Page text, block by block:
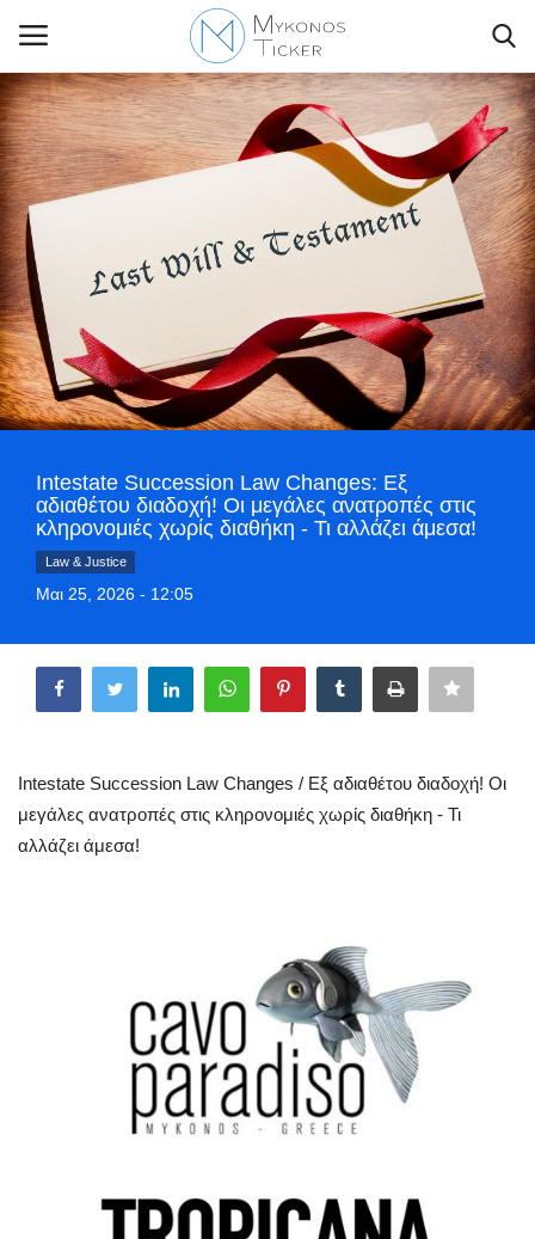
Contact Us
Politique
Business
Travel
World
Greece
Style Adorés
Arts & Culture
Science & Tech
Σεβασμιώτατος Δωρόθεος Β’
Intestate Succession Law Changes: Εξ
αδιαθέτου διαδοχή! Οι μεγάλες ανατροπές στις
κληρονομιές χωρίς διαθήκη - Τι αλλάζει άμεσα!
Law & Justice
Μαι 25, 2026 - 12:05
Intestate Succession Law Changes / Εξ αδιαθέτου διαδοχή! Οι
μεγάλες ανατροπές στις κληρονομιές χωρίς διαθήκη - Τι
αλλάζει άμεσα!